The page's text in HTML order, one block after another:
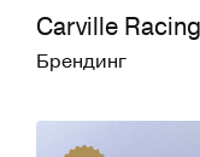
Carville Racing
Брендинг